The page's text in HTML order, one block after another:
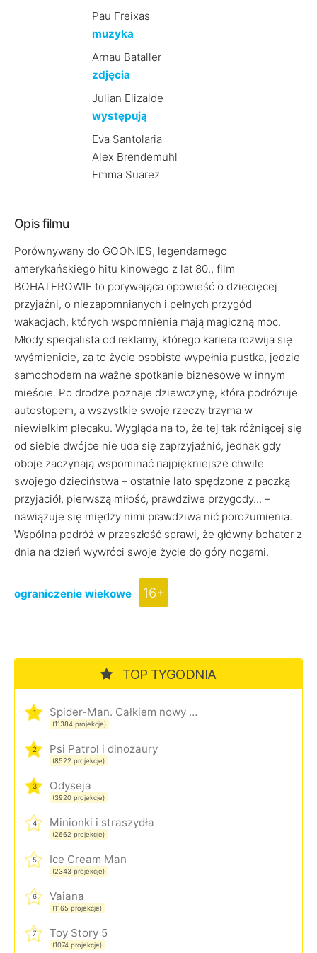
Pau Freixas
muzyka
Arnau Bataller
zdjęcia
Julian Elizalde
występują
Eva Santolaria
Alex Brendemuhl
Emma Suarez
Opis filmu
Porównywany do GOONIES, legendarnego
amerykańskiego hitu kinowego z lat 80., film
BOHATEROWIE to porywająca opowieść o dziecięcej
przyjaźni, o niezapomnianych i pełnych przygód
wakacjach, których wspomnienia mają magiczną moc.
Młody specjalista od reklamy, którego kariera rozwija się
wyśmienicie, za to życie osobiste wypełnia pustka, jedzie
samochodem na ważne spotkanie biznesowe w innym
mieście. Po drodze poznaje dziewczynę, która podróżuje
autostopem, a wszystkie swoje rzeczy trzyma w
niewielkim plecaku. Wygląda na to, że tej tak różniącej się
od siebie dwójce nie uda się zaprzyjaźnić, jednak gdy
oboje zaczynają wspominać najpiękniejsze chwile
swojego dzieciństwa – ostatnie lato spędzone z paczką
przyjaciół, pierwszą miłość, prawdziwe przygody... –
nawiązuje się między nimi prawdziwa nić porozumienia.
Wspólna podróż w przeszłość sprawi, że główny bohater z
dnia na dzień wywróci swoje życie do góry nogami.
ograniczenie wiekowe 16+
TOP TYGODNIA
1 Spider-Man. Całkiem nowy dzień
(11384 projekcje)
2 Psi Patrol i dinozaury
(8522 projekcje)
3 Odyseja
(3920 projekcje)
4 Minionki i straszydła
(2662 projekcje)
5 Ice Cream Man
(2343 projekcje)
6 Vaiana
(1165 projekcje)
7 Toy Story 5
(1074 projekcje)